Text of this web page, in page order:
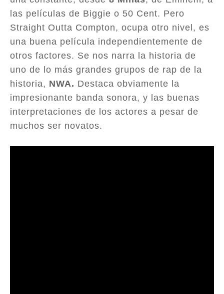
las películas de Biggie o 50 Cent. Pero
Straight Outta Compton, ocupa otro nivel, es
una buena película independientemente de
otros factores. Se nos narra la historia de
uno de lo más grandes grupos de rap de la
historia, NWA. Destaca obviamente la
impresionante banda sonora, y las buenas
interpretaciones de los actores a pesar de
muchos ser novatos.